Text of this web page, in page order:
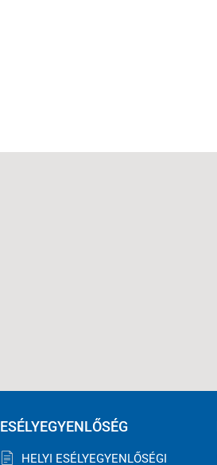
ESÉLYEGYENLŐSÉG
HELYI ESÉLYEGYENLŐSÉGI